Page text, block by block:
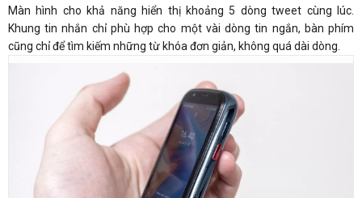
Màn hình cho khả năng hiển thị khoảng 5 dòng tweet cùng lúc.
Khung tin nhắn chỉ phù hợp cho một vài dòng tin ngắn, bàn phím
cũng chỉ để tìm kiếm những từ khóa đơn giản, không quá dài dòng.